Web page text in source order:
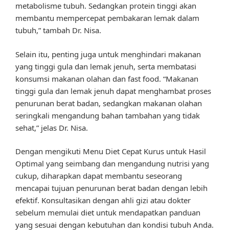
metabolisme tubuh. Sedangkan protein tinggi akan
membantu mempercepat pembakaran lemak dalam
tubuh,” tambah Dr. Nisa.
Selain itu, penting juga untuk menghindari makanan
yang tinggi gula dan lemak jenuh, serta membatasi
konsumsi makanan olahan dan fast food. “Makanan
tinggi gula dan lemak jenuh dapat menghambat proses
penurunan berat badan, sedangkan makanan olahan
seringkali mengandung bahan tambahan yang tidak
sehat,” jelas Dr. Nisa.
Dengan mengikuti Menu Diet Cepat Kurus untuk Hasil
Optimal yang seimbang dan mengandung nutrisi yang
cukup, diharapkan dapat membantu seseorang
mencapai tujuan penurunan berat badan dengan lebih
efektif. Konsultasikan dengan ahli gizi atau dokter
sebelum memulai diet untuk mendapatkan panduan
yang sesuai dengan kebutuhan dan kondisi tubuh Anda.